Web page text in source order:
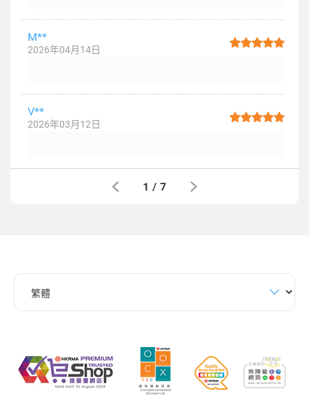
M**
2026年04月14日
V**
2026年03月12日
1 / 7